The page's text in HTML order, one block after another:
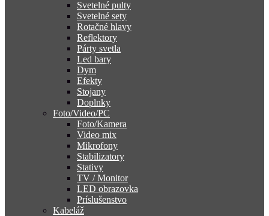
Svetelné pulty
Svetelné sety
Rotačné hlavy
Reflektory
Párty svetla
Led bary
Dym
Efekty
Stojany
Doplnky
Foto/Video/PC
Foto/Kamera
Video mix
Mikrofony
Stabilizatory
Stativy
TV / Monitor
LED obrazovka
Príslušenstvo
Kabeláž